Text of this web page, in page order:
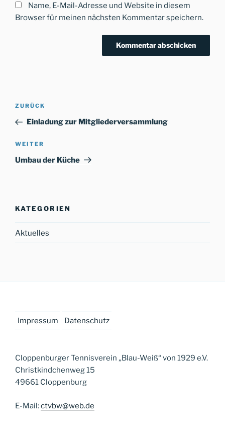
Name, E-Mail-Adresse und Website in diesem
Browser für meinen nächsten Kommentar speichern.
Beitragsnavigation
Vorheriger
Beitrag
ZURÜCK
Einladung zur Mitgliederversammlung
Nächster
Beitrag
WEITER
Umbau der Küche
KATEGORIEN
Aktuelles
Impressum Datenschutz
Cloppenburger Tennisverein „Blau-Weiß“ von 1929 e.V.
Christkindchenweg 15
49661 Cloppenburg
E-Mail:ctvbw@web.de